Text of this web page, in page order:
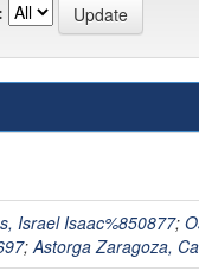
Israel Isaac%850877;
;Astorga Zaragoza,